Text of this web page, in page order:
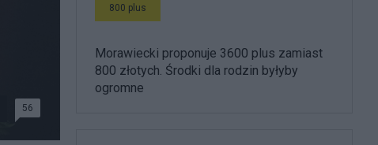
56
800 plus
Morawiecki proponuje 3600 plus zamiast
800 złotych. Środki dla rodzin byłyby
ogromne